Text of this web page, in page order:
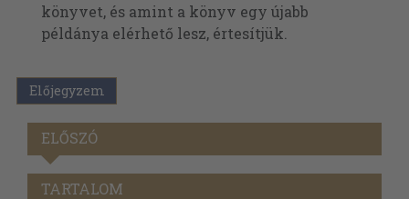
könyvet, és amint a könyv egy újabb
példánya elérhető lesz, értesítjük.
Előjegyzem
ELŐSZÓ
TARTALOM